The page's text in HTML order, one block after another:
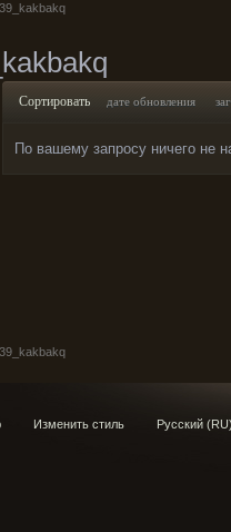
Сортировать дате обновления
По вашему запросу ничего не
Изменить стиль Русский